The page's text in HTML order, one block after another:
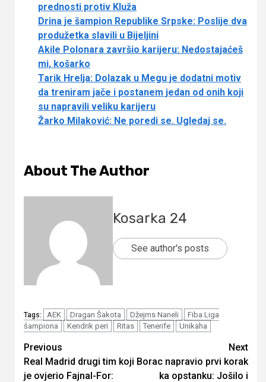
prednosti protiv Kluža
Drina je šampion Republike Srpske: Poslije dva
produžetka slavili u Bijeljini
Akile Polonara završio karijeru: Nedostajaćeš
mi, košarko
Tarik Hrelja: Dolazak u Megu je dodatni motiv
da treniram jače i postanem jedan od onih koji
su napravili veliku karijeru
Žarko Milaković: Ne poredi se. Ugledaj se.
About The Author
Kosarka 24
See author's posts
Tags: AEK Dragan Šakota Džejms Naneli
Fiba Liga
šampiona
Kendrik peri Ritas Tenerife Unikaha
Continue
Reading
Previous
Real Madrid drugi tim koji
je ovjerio Fajnal-For:
Next
Borac napravio prvi korak
ka opstanku: Jošilo i